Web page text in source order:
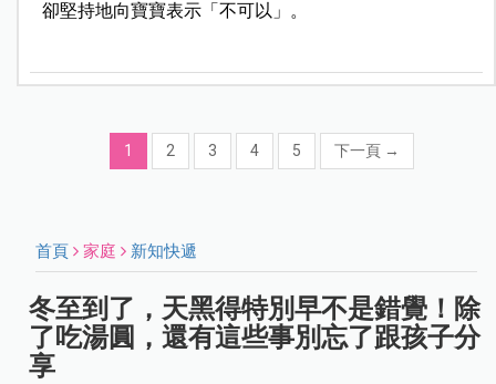
卻堅持地向寶寶表示「不可以」。
1 2 3 4 5 下一頁 →
首頁 家庭 新知快遞
冬至到了，天黑得特別早不是錯覺！除
了吃湯圓，還有這些事別忘了跟孩子分
享